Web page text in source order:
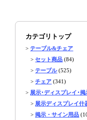
カテゴリトップ
>テーブル&チェア
>セット商品 (84)
>テーブル(525)
>チェア (341)
> 展示･ディスプレイ･掲
> 展示ディスプレイ什
>掲示・サイン用品